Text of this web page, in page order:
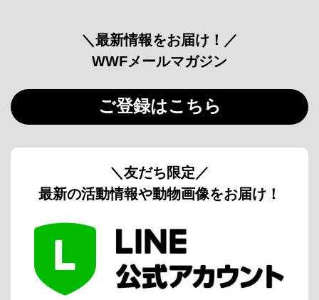
＼最新情報をお届け！／
WWFメールマガジン
ご登録はこちら
＼友だち限定／
最新の活動情報や動物画像をお届け！